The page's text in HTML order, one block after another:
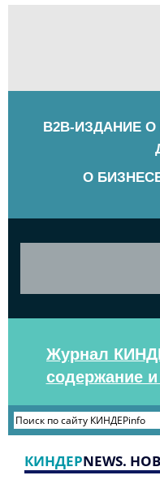
B2B-ИЗДАНИЕ
О
Журнал
содержание
КИНДЕРNEWS.